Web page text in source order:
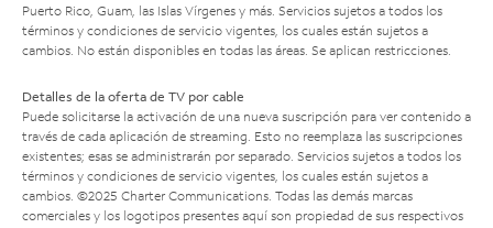
Puerto Rico, Guam, las Islas Vírgenes y más. Servicios sujetos a todos los
términos y condiciones de servicio vigentes, los cuales están sujetos a
cambios. No están disponibles en todas las áreas. Se aplican restricciones.
Detalles de la oferta de TV por cable
Puede solicitarse la activación de una nueva suscripción para ver contenido a
través de cada aplicación de streaming. Esto no reemplaza las suscripciones
existentes; esas se administrarán por separado. Servicios sujetos a todos los
términos y condiciones de servicio vigentes, los cuales están sujetos a
cambios. ©2025 Charter Communications. Todas las demás marcas
comerciales y los logotipos presentes aquí son propiedad de sus respectivos